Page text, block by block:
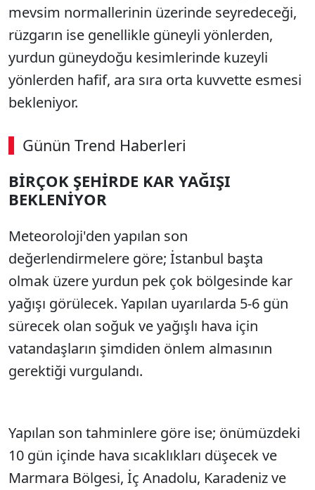
mevsim normallerinin üzerinde seyredeceği,
rüzgarın ise genellikle güneyli yönlerden,
yurdun güneydoğu kesimlerinde kuzeyli
yönlerden hafif, ara sıra orta kuvvette esmesi
bekleniyor.
Günün Trend Haberleri
00:02 / 09:15
BİRÇOK ŞEHİRDE KAR YAĞIŞI
BEKLENİYOR
Meteoroloji'den yapılan son
değerlendirmelere göre; İstanbul başta
olmak üzere yurdun pek çok bölgesinde kar
yağışı görülecek. Yapılan uyarılarda 5-6 gün
sürecek olan soğuk ve yağışlı hava için
vatandaşların şimdiden önlem almasının
gerektiği vurgulandı.
Yapılan son tahminlere göre ise; önümüzdeki
10 gün içinde hava sıcaklıkları düşecek ve
Marmara Bölgesi, İç Anadolu, Karadeniz ve